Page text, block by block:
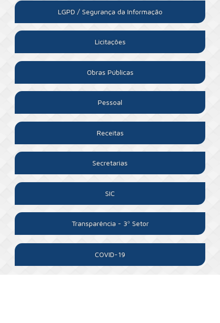
LGPD / Segurança da Informação
Licitações
Obras Públicas
Pessoal
Receitas
Secretarias
SIC
Transparência - 3º Setor
COVID-19